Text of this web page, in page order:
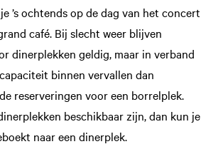
’s ochtends op de dag van het concert
café. Bij slecht weer blijven
dinerplekken geldig, maar in verband
binnen vervallen dan
reserveringen voor een borrelplek.
beschikbaar zijn, dan kun je
naar een dinerplek.